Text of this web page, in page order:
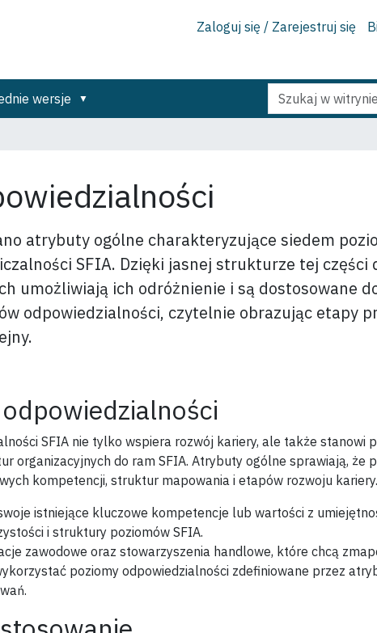
Zaloguj się / Zarejestruj się
wersje Szukaj
Wyszukiwanie
Zaawansowane...
atrybuty ogólne charakteryzujące siedem
SFIA. Dzięki jasnej strukturze tej części
umożliwiają ich odróżnienie i są dostosowane
odpowiedzialności, czytelnie obrazując etapy
SFIA nie tylko wspiera rozwój kariery, ale także stanowi
organizacyjnych do ram SFIA. Atrybuty ogólne sprawiają, że
kompetencji, struktur mapowania i etapów rozwoju kariery.
istniejące kluczowe kompetencje lub wartości z
i struktury poziomów SFIA.
zawodowe oraz stowarzyszenia handlowe, które chcą
poziomy odpowiedzialności zdefiniowane przez